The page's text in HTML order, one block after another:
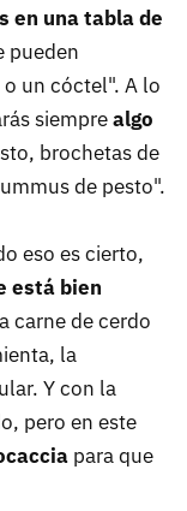
en una tabla de
pueden
un cóctel". A lo
siemprealgo
brochetas de
de pesto".
eso es cierto,
está bien
carne de cerdo
la
Y con la
pero en este
para que